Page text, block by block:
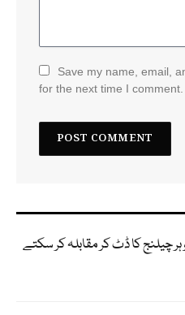
Save my name, email,
for the next time I comment.
چیلنج کا ڈٹ کر مقابلہ کر سکتے